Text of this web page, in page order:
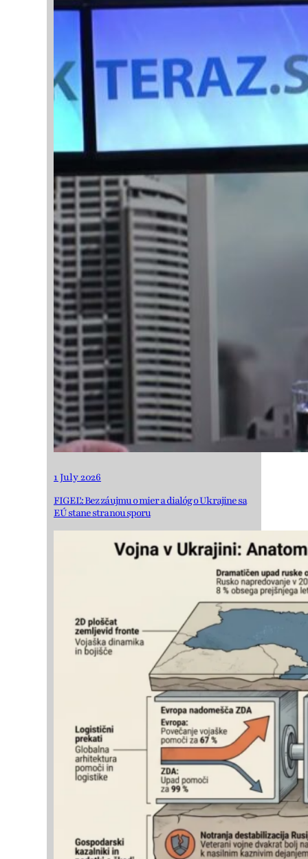
1 July 2026
FIGEĽ: Bez záujmu o mier a dialóg o Ukrajine sa
EÚ stane stranou sporu